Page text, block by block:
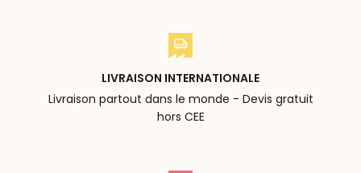
LIVRAISON INTERNATIONALE
Livraison partout dans le monde - Devis gratuit
hors CEE